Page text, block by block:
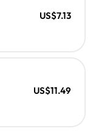
US$7.13
US$11.49